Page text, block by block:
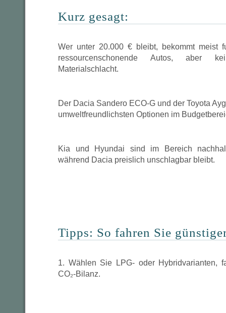
Kurz gesagt:
Wer unter 20.000 € bleibt, bekommt meist
ressourcenschonende Autos, aber
Materialschlacht.
Der Dacia Sandero ECO-G und der Toyota
umweltfreundlichsten Optionen im
Kia und Hyundai sind im Bereich
während Dacia preislich unschlagbar bleibt.
Tipps: So fahren Sie
1. Wählen Sie LPG- oder Hybridvarianten,
CO₂-Bilanz.